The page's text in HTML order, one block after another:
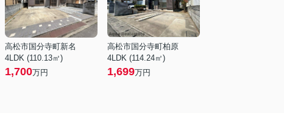
高松市国分寺町新名
4LDK (110.13㎡)
1,700万円
高松市国分寺町柏原
4LDK (114.24㎡)
1,699万円